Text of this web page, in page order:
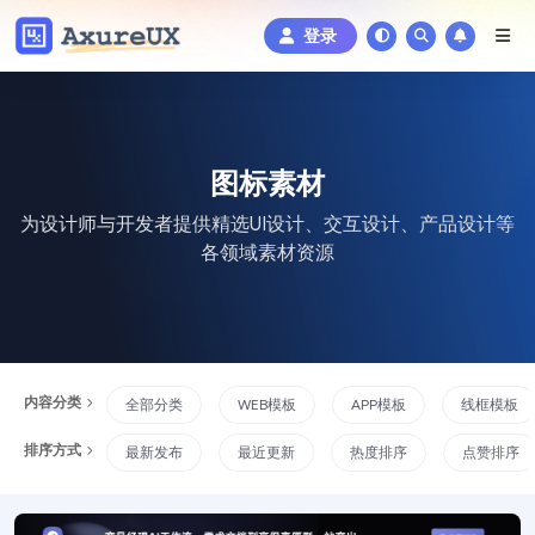
登录
图标素材
为设计师与开发者提供精选UI设计、交互设计、产品设计等
各领域素材资源
内容分类 全部分类 WEB模板 APP模板 线框模板
排序方式 最新发布 最近更新 热度排序 点赞排序